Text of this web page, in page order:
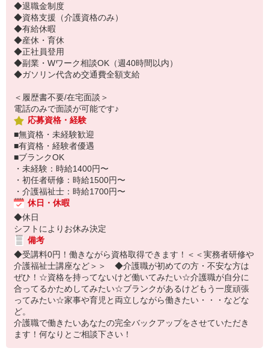
◆退職金制度
◆資格支援（介護資格のみ）
◆有給休暇
◆産休・育休
◆正社員登用
◆副業・Wワーク相談OK（週40時間以内）
◆ガソリン代含め交通費全額支給
＜履歴書不要/在宅面談＞
電話のみで面談が可能です♪
応募資格・経験
■無資格・未経験歓迎
■有資格・経験者優遇
■ブランクOK
・未経験：時給1400円〜
・初任者研修：時給1500円〜
・介護福祉士：時給1700円〜
休日・休暇
◆休日
シフトによりお休み決定
備考
◆受講料0円！働きながら資格取得できます！＜＜実務者研修や
介護福祉士講座など＞＞ ◆介護職が初めての方・不安な方は
ぜひ！☆資格を持ってないけど働いてみたい☆介護職が自分に
合ってるかためしてみたい☆ブランクがあるけどもう一度頑張
ってみたい☆家事や育児と両立しながら働きたい・・・などな
ど。
介護職で働きたいあなたの完全バックアップをさせていただき
ます！何なりとご相談下さい！